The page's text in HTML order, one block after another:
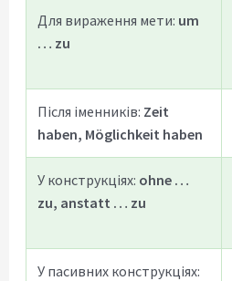
Для вираження мети: um
… zu
Після іменників: Zeit
haben, Möglichkeit haben
У конструкціях: ohne …
zu, anstatt … zu
У пасивних конструкціях: